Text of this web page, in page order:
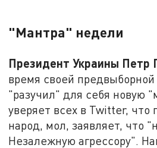
"Мантра" недели
Президент Украины Петр
время своей
"разучил" для себя новую
уверяет всех в Twitter, что
народ, мол, заявляет, что
Незалежную агрессору".